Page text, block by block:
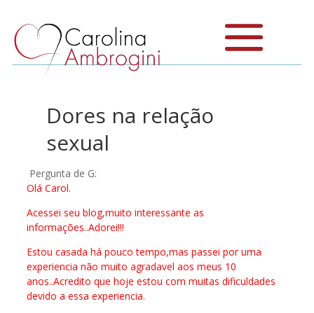
Dores na relação
sexual
Pergunta de G:
Olá Carol.
Acessei seu blog,muito interessante as
informações..Adorei!!!
Estou casada há pouco tempo,mas passei por uma
experiencia não muito agradavel aos meus 10
anos..Acredito que hoje estou com muitas dificuldades
devido a essa experiencia.